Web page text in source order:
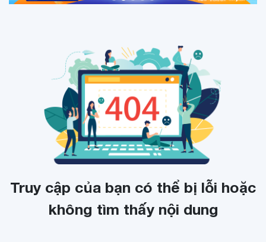
Truy cập của bạn có thể bị lỗi hoặc
không tìm thấy nội dung